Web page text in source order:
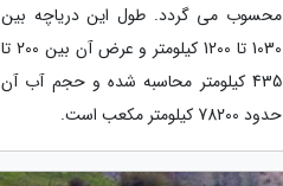
محسوب می گردد. طول این دریاچه بین
1030 تا 1200 کیلومتر و عرض آن بین 200 تا
435 کیلومتر محاسبه شده و حجم آب آن
حدود 78200 کیلومتر مکعب است.